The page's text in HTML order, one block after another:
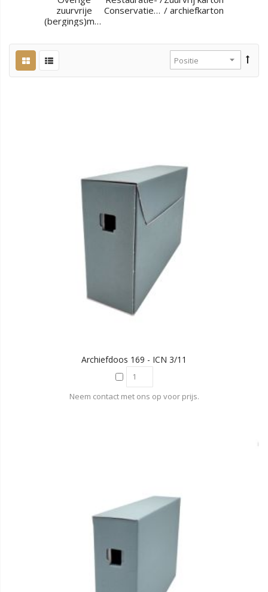
zuurvrije
(bergings)materialen
Conservatiematerialen / archiefkarton
Archiefdoos 169 - ICN 3/11
Neem contact met ons op voor prijs.